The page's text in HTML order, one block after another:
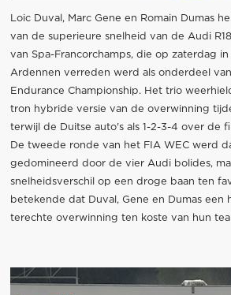
Loic Duval, Marc Gene en Romain Dumas
van de superieure snelheid van de Audi
van Spa-Francorchamps, die op zaterdag
Ardennen verreden werd als onderdeel
Endurance Championship. Het trio
tron hybride versie van de overwinning
terwijl de Duitse auto's als 1-2-3-4 over de
De tweede ronde van het FIA WEC werd
gedomineerd door de vier Audi bolides,
snelheidsverschil op een droge baan ten
betekende dat Duval, Gene en Dumas een
terechte overwinning ten koste van hun